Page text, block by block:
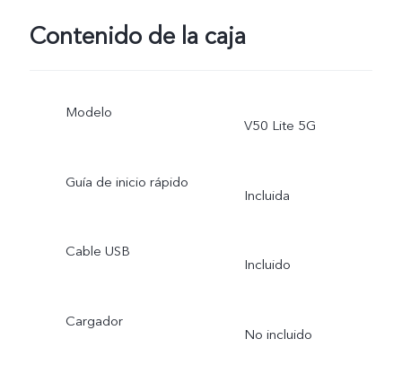
Contenido de la caja
Modelo
V50 Lite 5G
Guía de inicio rápido
Incluida
Cable USB
Incluido
Cargador
No incluido